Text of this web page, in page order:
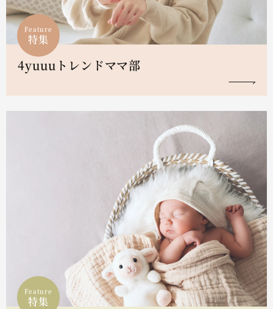
Feature
特集
4yuuuトレンドママ部
Feature
特集